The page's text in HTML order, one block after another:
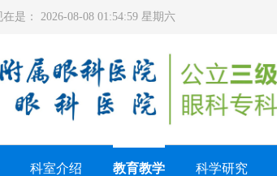
是： 2026-08-08 01:55:01 星期六
科室介绍 教育教学 科学研究